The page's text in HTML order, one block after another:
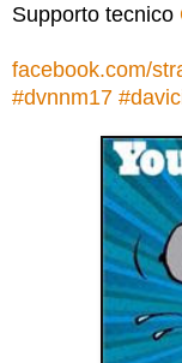
Supporto tecnico
facebook.com/
#dvnnm17 #